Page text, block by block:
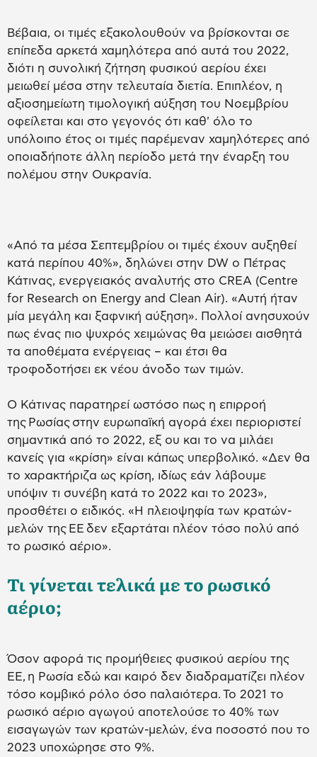
Βέβαια, οι τιμές εξακολουθούν να βρίσκονται σε
επίπεδα αρκετά χαμηλότερα από αυτά του 2022,
διότι η συνολική ζήτηση φυσικού αερίου έχει
μειωθεί μέσα στην τελευταία διετία. Επιπλέον, η
αξιοσημείωτη τιμολογική αύξηση του Νοεμβρίου
οφείλεται και στο γεγονός ότι καθ' όλο το
υπόλοιπο έτος οι τιμές παρέμεναν χαμηλότερες από
οποιαδήποτε άλλη περίοδο μετά την έναρξη του
πολέμου στην Ουκρανία.
«Από τα μέσα Σεπτεμβρίου οι τιμές έχουν αυξηθεί
κατά περίπου 40%», δηλώνει στην DW o Πέτρας
Κάτινας, ενεργειακός αναλυτής στο CREA (Centre
for Research on Energy and Clean Air). «Αυτή ήταν
μία μεγάλη και ξαφνική αύξηση». Πολλοί ανησυχούν
πως ένας πιο ψυχρός χειμώνας θα μειώσει αισθητά
τα αποθέματα ενέργειας – και έτσι θα
τροφοδοτήσει εκ νέου άνοδο των τιμών.
Ο Κάτινας παρατηρεί ωστόσο πως η επιρροή
της Ρωσίας στην ευρωπαϊκή αγορά έχει περιοριστεί
σημαντικά από το 2022, εξ ου και το να μιλάει
κανείς για «κρίση» είναι κάπως υπερβολικό. «Δεν θα
το χαρακτήριζα ως κρίση, ιδίως εάν λάβουμε
υπόψιν τι συνέβη κατά το 2022 και το 2023»,
προσθέτει ο ειδικός. «Η πλειοψηφία των κρατών-
μελών της ΕΕ δεν εξαρτάται πλέον τόσο πολύ από
το ρωσικό αέριο».
Τι γίνεται τελικά με το ρωσικό
αέριο;
Όσον αφορά τις προμήθειες φυσικού αερίου της
ΕΕ, η Ρωσία εδώ και καιρό δεν διαδραματίζει πλέον
τόσο κομβικό ρόλο όσο παλαιότερα. Το 2021 το
ρωσικό αέριο αγωγού αποτελούσε το 40% των
εισαγωγών των κρατών-μελών, ένα ποσοστό που το
2023 υποχώρησε στο 9%.